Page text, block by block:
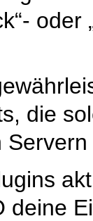
oder
die
deine